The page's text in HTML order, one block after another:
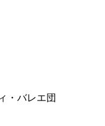
・バレエ団